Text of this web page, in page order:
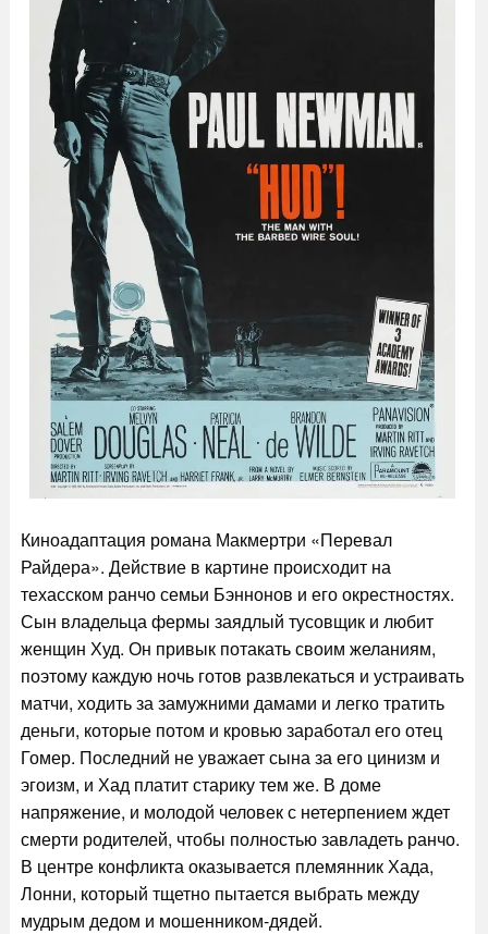
Киноадаптация романа Макмертри «Перевал
Райдера». Действие в картине происходит на
техасском ранчо семьи Бэннонов и его окрестностях.
Сын владельца фермы заядлый тусовщик и любит
женщин Худ. Он привык потакать своим желаниям,
поэтому каждую ночь готов развлекаться и устраивать
матчи, ходить за замужними дамами и легко тратить
деньги, которые потом и кровью заработал его отец
Гомер. Последний не уважает сына за его цинизм и
эгоизм, и Хад платит старику тем же. В доме
напряжение, и молодой человек с нетерпением ждет
смерти родителей, чтобы полностью завладеть ранчо.
В центре конфликта оказывается племянник Хада,
Лонни, который тщетно пытается выбрать между
мудрым дедом и мошенником-дядей.